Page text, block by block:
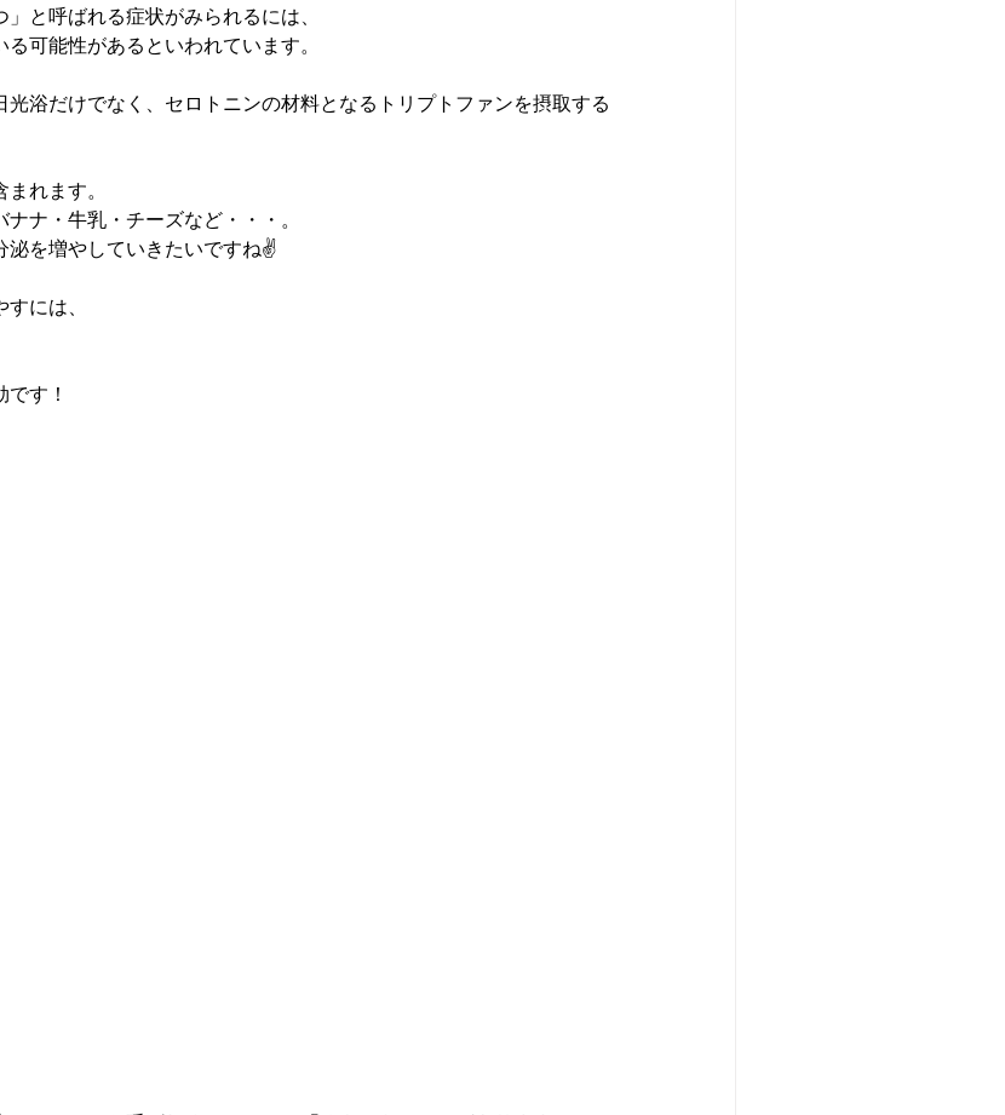
と呼ばれる症状がみられるには、
可能性があるといわれています。
浴だけでなく、セロトニンの材料となるトリプトファンを摂取する
れます。
ナ・牛乳・チーズなど・・・。
泌を増やしていきたいですね✌
には、
す！